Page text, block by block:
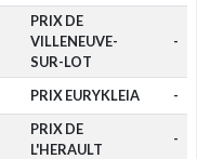
PRIX DE
VILLENEUVE-
SUR-LOT
-
PRIX EURYKLEIA -
PRIX DE
L'HERAULT
-